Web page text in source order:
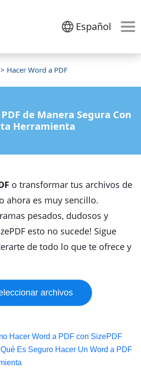
Español
> Hacer Word a PDF
de Manera Segura Con
Herramienta
o transformar tus archivos de
ahora es muy sencillo.
pesados, dudosos y
esto no sucede! Sigue
de todo lo que te ofrece y
Hacer Word a PDF con SizePDF
Es Seguro Hacer Un Word a PDF